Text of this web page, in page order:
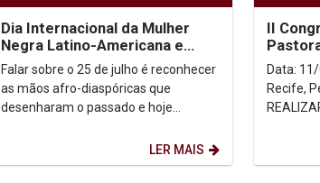
Dia Internacional da Mulher
Negra Latino-Americana e
Caribenha
Falar sobre o 25 de julho é reconhecer
as mãos afro-diaspóricas que
desenharam o passado e hoje
LER MAIS
II
Data: 11/
Recife,
REALIZAR